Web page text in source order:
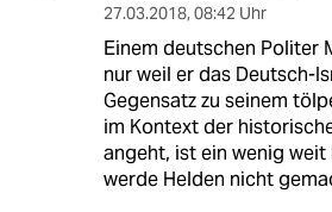
27.03.2018, 08:42 Uhr
Einem deutschen Politer
nur weil er das Deutsch-
Gegensatz zu seinem
im Kontext der
angeht, ist ein wenig
werde Helden nicht